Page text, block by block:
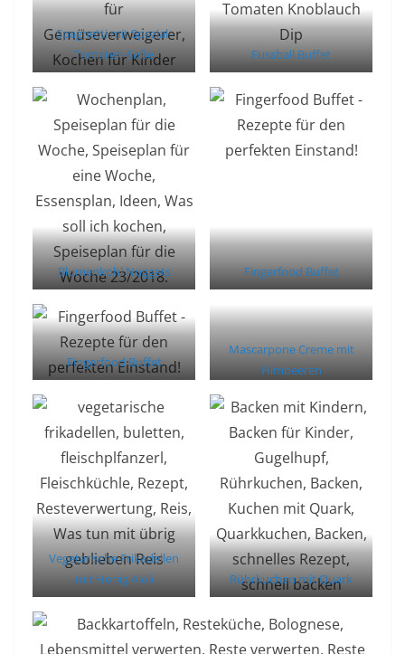
Spaghetti mit Spezial-
Tomaten-Soße
Fussball Buffet
Blumenkohl Nuggets Fingerfood Buffet
Fingerfood Buffet
Mascarpone Creme mit
Himbeeren
Vegetarische Frikadellen
mit Honig Aioli
Rührkuchen mit Quark